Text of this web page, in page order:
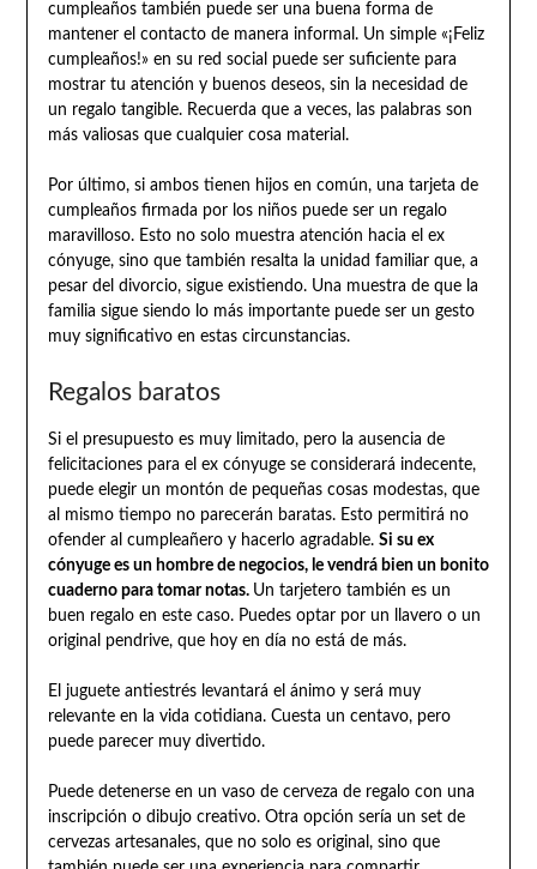
cumpleaños también puede ser una buena forma de
mantener el contacto de manera informal. Un simple «¡Feliz
cumpleaños!» en su red social puede ser suficiente para
mostrar tu atención y buenos deseos, sin la necesidad de
un regalo tangible. Recuerda que a veces, las palabras son
más valiosas que cualquier cosa material.
Por último, si ambos tienen hijos en común, una tarjeta de
cumpleaños firmada por los niños puede ser un regalo
maravilloso. Esto no solo muestra atención hacia el ex
cónyuge, sino que también resalta la unidad familiar que, a
pesar del divorcio, sigue existiendo. Una muestra de que la
familia sigue siendo lo más importante puede ser un gesto
muy significativo en estas circunstancias.
Regalos baratos
Si el presupuesto es muy limitado, pero la ausencia de
felicitaciones para el ex cónyuge se considerará indecente,
puede elegir un montón de pequeñas cosas modestas, que
al mismo tiempo no parecerán baratas. Esto permitirá no
ofender al cumpleañero y hacerlo agradable. Si su ex
cónyuge es un hombre de negocios, le vendrá bien un bonito
cuaderno para tomar notas. Un tarjetero también es un
buen regalo en este caso. Puedes optar por un llavero o un
original pendrive, que hoy en día no está de más.
El juguete antiestrés levantará el ánimo y será muy
relevante en la vida cotidiana. Cuesta un centavo, pero
puede parecer muy divertido.
Puede detenerse en un vaso de cerveza de regalo con una
inscripción o dibujo creativo. Otra opción sería un set de
cervezas artesanales, que no solo es original, sino que